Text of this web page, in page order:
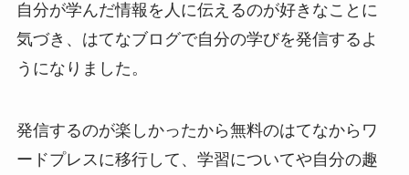
自分が学んだ情報を人に伝えるのが好きなことに
気づき、はてなブログで自分の学びを発信するよ
うになりました。
発信するのが楽しかったから無料のはてなからワ
ードプレスに移行して、学習についてや自分の趣